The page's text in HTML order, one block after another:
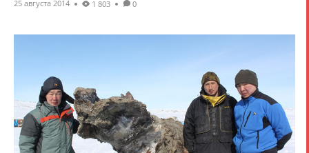
25 августа 2014 1 803 0